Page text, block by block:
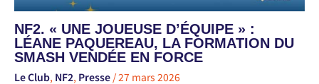
NF2. « UNE JOUEUSE D’ÉQUIPE » :
LÉANE PAQUEREAU, LA FORMATION DU
SMASH VENDÉE EN FORCE
Le Club, NF2, Presse /27 mars 2026